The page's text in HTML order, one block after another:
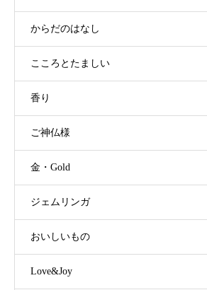
からだのはなし
こころとたましい
香り
ご神仏様
金・Gold
ジェムリンガ
おいしいもの
Love&Joy